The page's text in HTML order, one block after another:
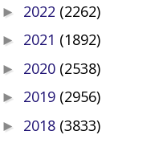
► 2022 (2262)
► 2021 (1892)
► 2020 (2538)
► 2019 (2956)
► 2018 (3833)